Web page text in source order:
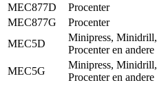
MEC877D
Procenter
MEC877G
Procenter
MEC5D
Minipress, Minidrill,
Procenter en andere
MEC5G
Minipress, Minidrill,
Procenter en andere